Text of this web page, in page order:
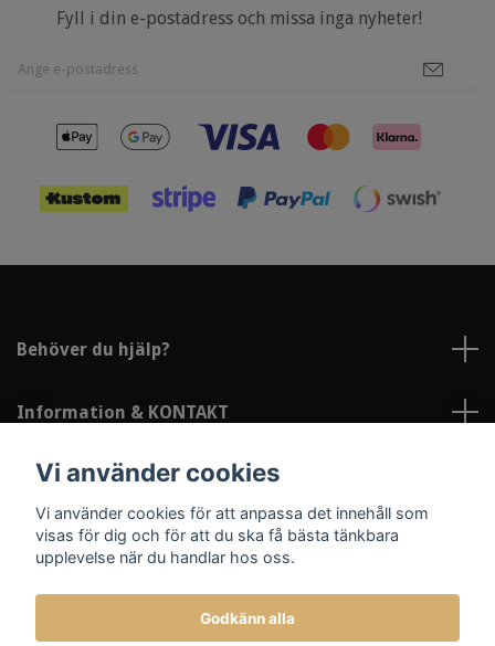
Fyll i din e-postadress och missa inga nyheter!
Behöver du hjälp?
Information & KONTAKT
Sociala medier
Vi använder cookies
Vi använder cookies för att anpassa det innehåll som
visas för dig och för att du ska få bästa tänkbara
upplevelse när du handlar hos oss.
Godkänn alla